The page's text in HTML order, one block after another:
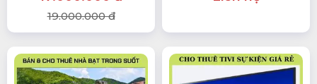
19.000.000 đ